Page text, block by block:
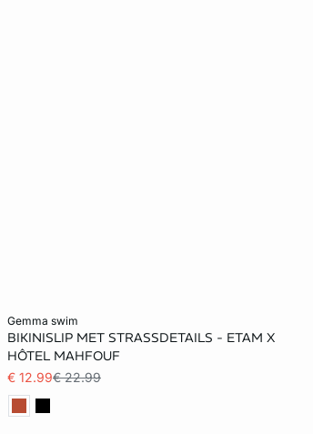
gemma swim
BIKINISLIP MET STRASSDETAILS - ETAM X
HÔTEL MAHFOUF
€ 12.99€ 22.99
34 36